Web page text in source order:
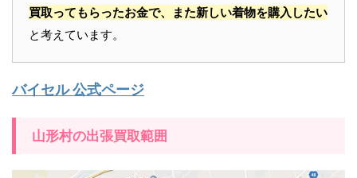
買取ってもらったお金で、また新しい着物を購入したい
と考えています。
バイセル 公式ページ
山形村の出張買取範囲